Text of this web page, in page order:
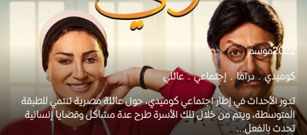
2022موسم
كوميدي دراما إجتماعي عائلي
تدور الأحداث في إطار اجتماعي كوميدي، حول عائلة مصرية تنتمي للطبقة
المتوسطة، ويتم من خلال تلك الأسرة طرح عدة مشاكل وقضايا إنسانية
تحدث بالفعل...